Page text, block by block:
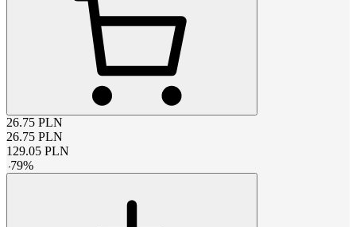
26.75 PLN
26.75 PLN
129.05 PLN
-79%